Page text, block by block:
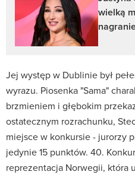
wielką
Jej występ w Dublinie był
wyrazu. Piosenka "Sama"
brzmieniem i głębokim
ostatecznym rozrachunku,
miejsce w konkursie - jurorzy
jedynie 15 punktów. 40.
reprezentacja Norwegii, która